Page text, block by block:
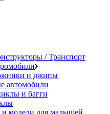
/ Транспорт
и джипы
автомобили
и багги
и модели для малышей